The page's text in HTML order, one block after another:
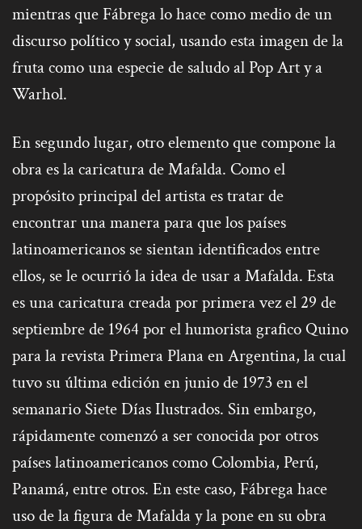
mientras que Fábrega lo hace como medio de un
discurso político y social, usando esta imagen de la
fruta como una especie de saludo al Pop Art y a
Warhol.
En segundo lugar, otro elemento que compone la
obra es la caricatura de Mafalda. Como el
propósito principal del artista es tratar de
encontrar una manera para que los países
latinoamericanos se sientan identificados entre
ellos, se le ocurrió la idea de usar a Mafalda. Esta
es una caricatura creada por primera vez el 29 de
septiembre de 1964 por el humorista grafico Quino
para la revista Primera Plana en Argentina, la cual
tuvo su última edición en junio de 1973 en el
semanario Siete Días Ilustrados. Sin embargo,
rápidamente comenzó a ser conocida por otros
países latinoamericanos como Colombia, Perú,
Panamá, entre otros. En este caso, Fábrega hace
uso de la figura de Mafalda y la pone en su obra